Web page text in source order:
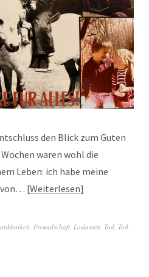
den Blick zum Guten
waren wohl die
Leben: ich habe meine
von… Weiterlesen
Freundschaft Loslassen Tod Tod